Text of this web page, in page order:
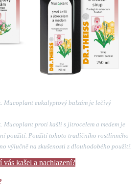
. Mucoplant eukalyptový balzám je lečivý
. Mucoplant proti kašli s jitrocelem a medem je
použití. Použití tohoto tradičního rostlinného
výlučně na zkušenosti z dlouhodobého použití.
vás kašel a nachlazení?